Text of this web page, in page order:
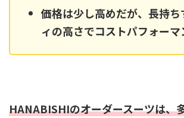
価格は少し高めだが、長持
ィの高さでコストパフォー
HANABISHIのオーダースーツは、